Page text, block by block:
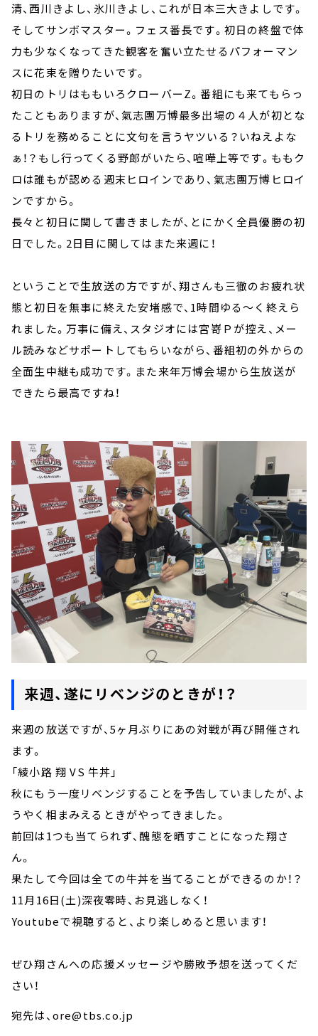
清、西川きよし、氷川きよし、これが日本三大きよしです。
そしてサンボマスター。フェス番長です。初日の終盤で体
力も少なくなってきた観客を奮い立たせるパフォーマン
スに花束を贈りたいです。
初日のトリはももいろクローバーZ。番組にも来てもらっ
たこともありますが、氣志團万博最多出場の４人が初とな
るトリを務めることに文句を言うヤツいる？いねえよな
ぁ！？もし行ってくる野郎がいたら、喧嘩上等です。ももク
ロは誰もが認める週末ヒロインであり、氣志團万博ヒロイ
ンですから。
長々と初日に関して書きましたが、とにかく全員優勝の初
日でした。2日目に関してはまた来週に！
ということで生放送の方ですが、翔さんも三徹のお疲れ状
態と初日を無事に終えた安堵感で、1時間ゆる～く終えら
れました。万事に備え、スタジオには宮嵜Ｐが控え、メー
ル読みなどサポートしてもらいながら、番組初の外からの
全面生中継も成功です。また来年万博会場から生放送が
できたら最高ですね！
来週、遂にリベンジのときが！？
来週の放送ですが、5ヶ月ぶりにあの対戦が再び開催され
ます。
「綾小路 翔 VS 牛丼」
秋にもう一度リベンジすることを予告していましたが、よ
うやく相まみえるときがやってきました。
前回は1つも当てられず、醜態を晒すことになった翔さ
ん。
果たして今回は全ての牛丼を当てることができるのか！？
11月16日(土)深夜零時、お見逃しなく！
Youtubeで視聴すると、より楽しめると思います！
ぜひ翔さんへの応援メッセージや勝敗予想を送ってくだ
さい！
宛先は、ore@tbs.co.jp